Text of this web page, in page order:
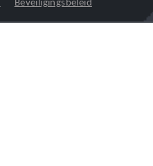
Beveiligingsbeleid